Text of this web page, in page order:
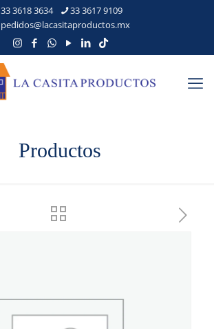
33 3618 3634
33 3617 9109
pedidos@lacasitaproductos.mx
Productos